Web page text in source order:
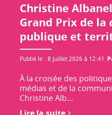
Christine
Grand Prix de
publique et
Publié le : 8 juillet 2026 à 12:41
À la croisée des
médias et de la
Christine Alb…